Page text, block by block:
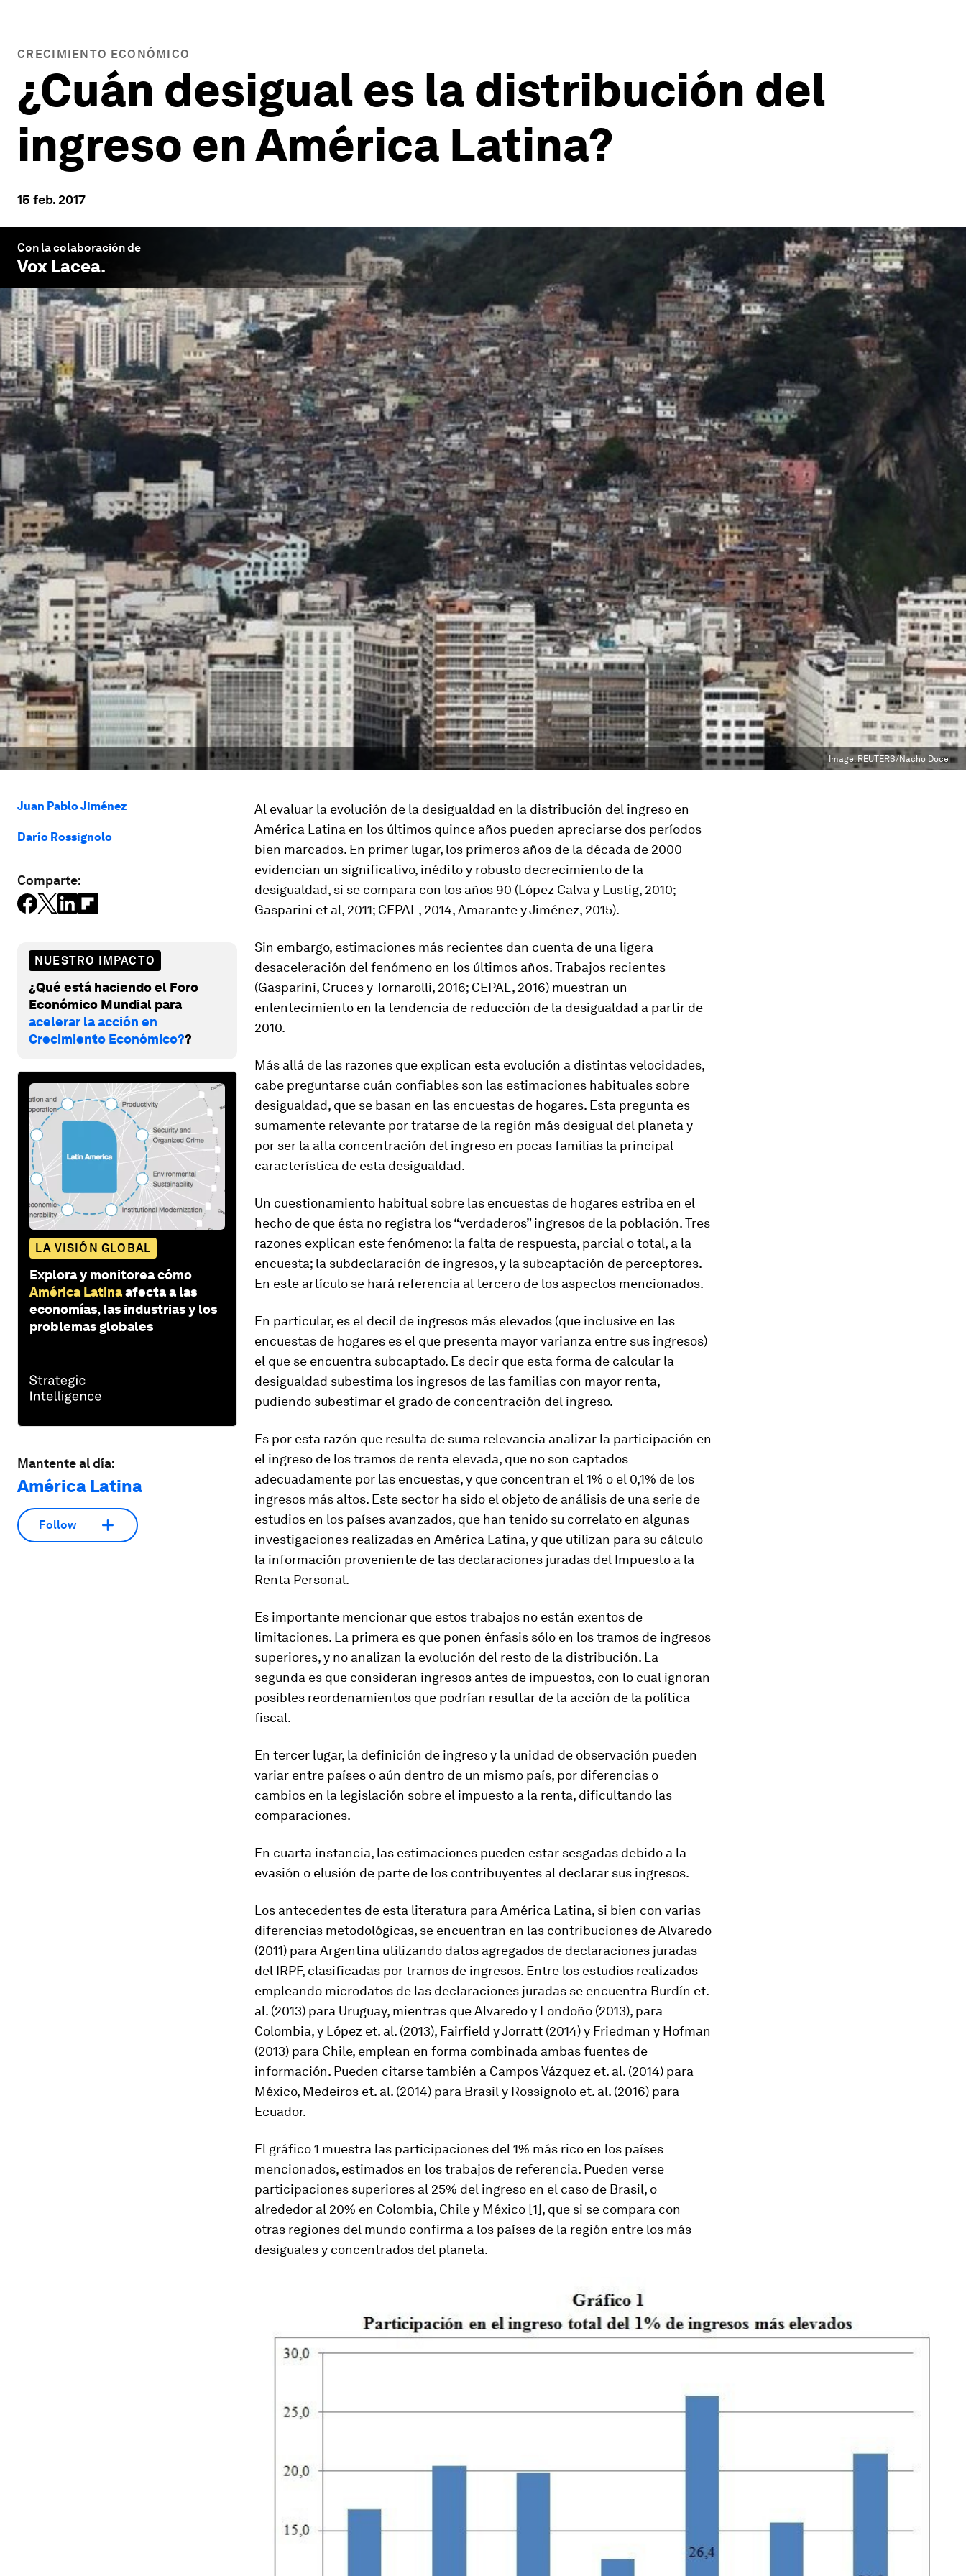
CRECIMIENTO ECONÓMICO
¿Cuán desigual es la distribución del
ingreso en América Latina?
15 feb. 2017
Con la colaboración de
Vox Lacea.
Image:REUTERS/Nacho Doce
Juan Pablo Jiménez
Darío Rossignolo
Comparte:
NUESTRO IMPACTO
¿Qué está haciendo el Foro
Económico Mundial para
acelerar la acción en
Crecimiento Económico??
LA VISIÓN GLOBAL
Explora y monitorea cómo
América Latinaafecta a las
economías, las industrias y los
problemas globales
Mantente al día:
América Latina
Follow
Al evaluar la evolución de la desigualdad en la distribución del ingreso en
América Latina en los últimos quince años pueden apreciarse dos períodos
bien marcados. En primer lugar, los primeros años de la década de 2000
evidencian un significativo, inédito y robusto decrecimiento de la
desigualdad, si se compara con los años 90 (López Calva y Lustig, 2010;
Gasparini et al, 2011; CEPAL, 2014, Amarante y Jiménez, 2015).
Sin embargo, estimaciones más recientes dan cuenta de una ligera
desaceleración del fenómeno en los últimos años. Trabajos recientes
(Gasparini, Cruces y Tornarolli, 2016; CEPAL, 2016) muestran un
enlentecimiento en la tendencia de reducción de la desigualdad a partir de
2010.
Más allá de las razones que explican esta evolución a distintas velocidades,
cabe preguntarse cuán confiables son las estimaciones habituales sobre
desigualdad, que se basan en las encuestas de hogares. Esta pregunta es
sumamente relevante por tratarse de la región más desigual del planeta y
por ser la alta concentración del ingreso en pocas familias la principal
característica de esta desigualdad.
Un cuestionamiento habitual sobre las encuestas de hogares estriba en el
hecho de que ésta no registra los “verdaderos” ingresos de la población. Tres
razones explican este fenómeno: la falta de respuesta, parcial o total, a la
encuesta; la subdeclaración de ingresos, y la subcaptación de perceptores.
En este artículo se hará referencia al tercero de los aspectos mencionados.
En particular, es el decil de ingresos más elevados (que inclusive en las
encuestas de hogares es el que presenta mayor varianza entre sus ingresos)
el que se encuentra subcaptado. Es decir que esta forma de calcular la
desigualdad subestima los ingresos de las familias con mayor renta,
pudiendo subestimar el grado de concentración del ingreso.
Es por esta razón que resulta de suma relevancia analizar la participación en
el ingreso de los tramos de renta elevada, que no son captados
adecuadamente por las encuestas, y que concentran el 1% o el 0,1% de los
ingresos más altos. Este sector ha sido el objeto de análisis de una serie de
estudios en los países avanzados, que han tenido su correlato en algunas
investigaciones realizadas en América Latina, y que utilizan para su cálculo
la información proveniente de las declaraciones juradas del Impuesto a la
Renta Personal.
Es importante mencionar que estos trabajos no están exentos de
limitaciones. La primera es que ponen énfasis sólo en los tramos de ingresos
superiores, y no analizan la evolución del resto de la distribución. La
segunda es que consideran ingresos antes de impuestos, con lo cual ignoran
posibles reordenamientos que podrían resultar de la acción de la política
fiscal.
En tercer lugar, la definición de ingreso y la unidad de observación pueden
variar entre países o aún dentro de un mismo país, por diferencias o
cambios en la legislación sobre el impuesto a la renta, dificultando las
comparaciones.
En cuarta instancia, las estimaciones pueden estar sesgadas debido a la
evasión o elusión de parte de los contribuyentes al declarar sus ingresos.
Los antecedentes de esta literatura para América Latina, si bien con varias
diferencias metodológicas, se encuentran en las contribuciones de Alvaredo
(2011) para Argentina utilizando datos agregados de declaraciones juradas
del IRPF, clasificadas por tramos de ingresos. Entre los estudios realizados
empleando microdatos de las declaraciones juradas se encuentra Burdín et.
al. (2013) para Uruguay, mientras que Alvaredo y Londoño (2013), para
Colombia, y López et. al. (2013), Fairfield y Jorratt (2014) y Friedman y Hofman
(2013) para Chile, emplean en forma combinada ambas fuentes de
información. Pueden citarse también a Campos Vázquez et. al. (2014) para
México, Medeiros et. al. (2014) para Brasil y Rossignolo et. al. (2016) para
Ecuador.
El gráfico 1 muestra las participaciones del 1% más rico en los países
mencionados, estimados en los trabajos de referencia. Pueden verse
participaciones superiores al 25% del ingreso en el caso de Brasil, o
alrededor al 20% en Colombia, Chile y México [1], que si se compara con
otras regiones del mundo confirma a los países de la región entre los más
desiguales y concentrados del planeta.